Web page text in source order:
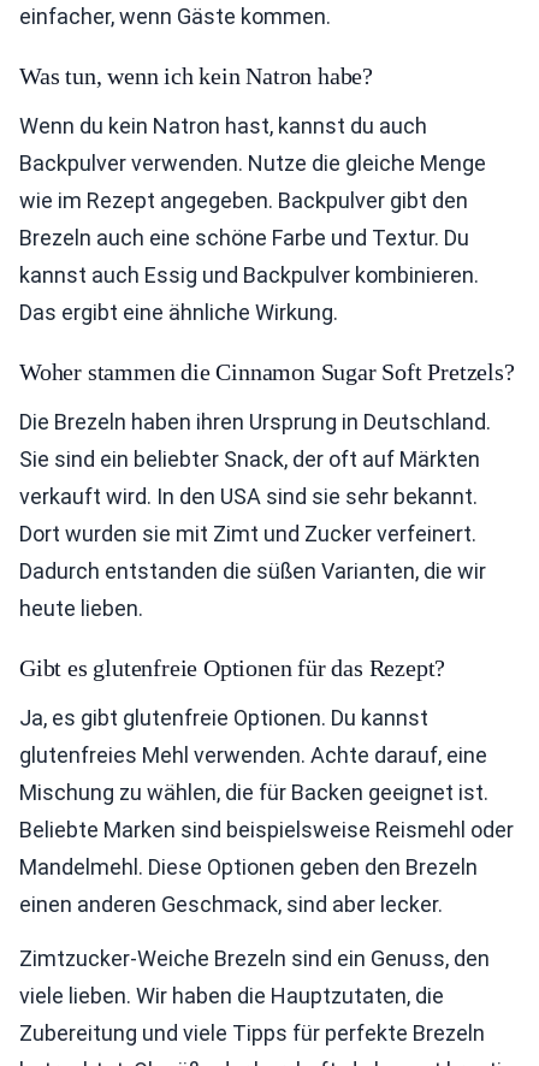
einfacher, wenn Gäste kommen.
Was tun, wenn ich kein Natron habe?
Wenn du kein Natron hast, kannst du auch
Backpulver verwenden. Nutze die gleiche Menge
wie im Rezept angegeben. Backpulver gibt den
Brezeln auch eine schöne Farbe und Textur. Du
kannst auch Essig und Backpulver kombinieren.
Das ergibt eine ähnliche Wirkung.
Woher stammen die Cinnamon Sugar Soft Pretzels?
Die Brezeln haben ihren Ursprung in Deutschland.
Sie sind ein beliebter Snack, der oft auf Märkten
verkauft wird. In den USA sind sie sehr bekannt.
Dort wurden sie mit Zimt und Zucker verfeinert.
Dadurch entstanden die süßen Varianten, die wir
heute lieben.
Gibt es glutenfreie Optionen für das Rezept?
Ja, es gibt glutenfreie Optionen. Du kannst
glutenfreies Mehl verwenden. Achte darauf, eine
Mischung zu wählen, die für Backen geeignet ist.
Beliebte Marken sind beispielsweise Reismehl oder
Mandelmehl. Diese Optionen geben den Brezeln
einen anderen Geschmack, sind aber lecker.
Zimtzucker-Weiche Brezeln sind ein Genuss, den
viele lieben. Wir haben die Hauptzutaten, die
Zubereitung und viele Tipps für perfekte Brezeln